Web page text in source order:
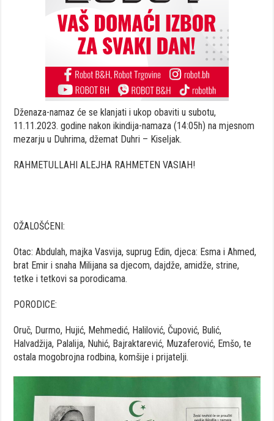
Dženaza-namaz će se klanjati i ukop obaviti u subotu,
11.11.2023. godine nakon ikindija-namaza (14:05h) na mjesnom
mezarju u Duhrima, džemat Duhri – Kiseljak.
RAHMETULLAHI ALEJHA RAHMETEN VASIAH!
OŽALOŠĆENI:
Otac: Abdulah, majka Vasvija, suprug Edin, djeca: Esma i Ahmed,
brat Emir i snaha Milijana sa djecom, dajdže, amidže, strine,
tetke i tetkovi sa porodicama.
PORODICE:
Oruč, Durmo, Hujić, Mehmedić, Halilović, Čupović, Bulić,
Halvadžija, Palalija, Nuhić, Bajraktarević, Muzaferović, Emšo, te
ostala mogobrojna rodbina, komšije i prijatelji.